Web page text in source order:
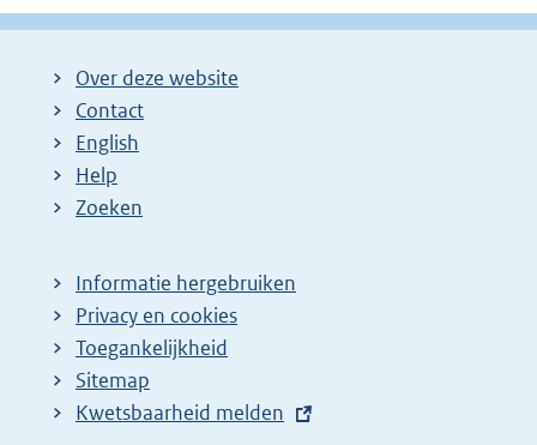
Over deze website
Contact
English
Help
Zoeken
Informatie hergebruiken
Privacy en cookies
Toegankelijkheid
Sitemap
E
Kwetsbaarheid melden